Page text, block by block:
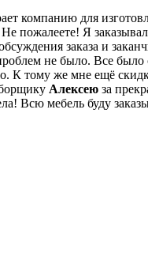
компанию для
пожалеете! Я
заказа и
не было. Все было
К тому же мне ещё
Алексею за
Всю мебель буду